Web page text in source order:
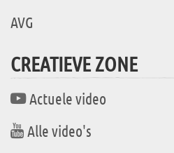
AVG
CREATIEVE ZONE
Actuele video
Alle video's